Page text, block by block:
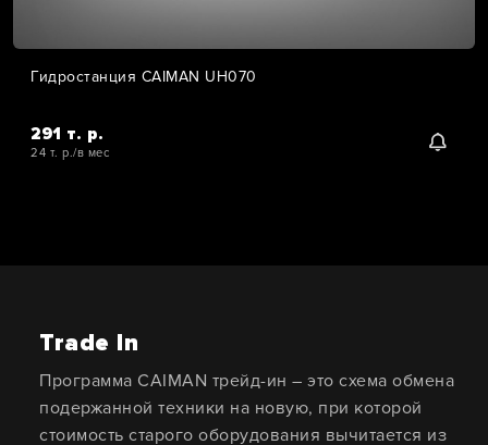
Гидростанция CAIMAN UH070
291 т. р.
24 т. р./в мес
Trade In
Программа CAIMAN трейд-ин – это схема обмена
подержанной техники на новую, при которой
стоимость старого оборудования вычитается из